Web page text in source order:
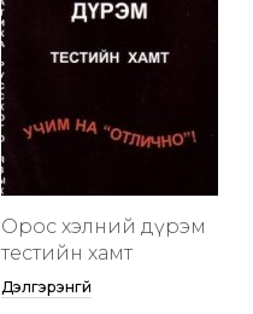
Орос хэлний дүрэм
тестийн хамт
Дэлгэрэнгүй